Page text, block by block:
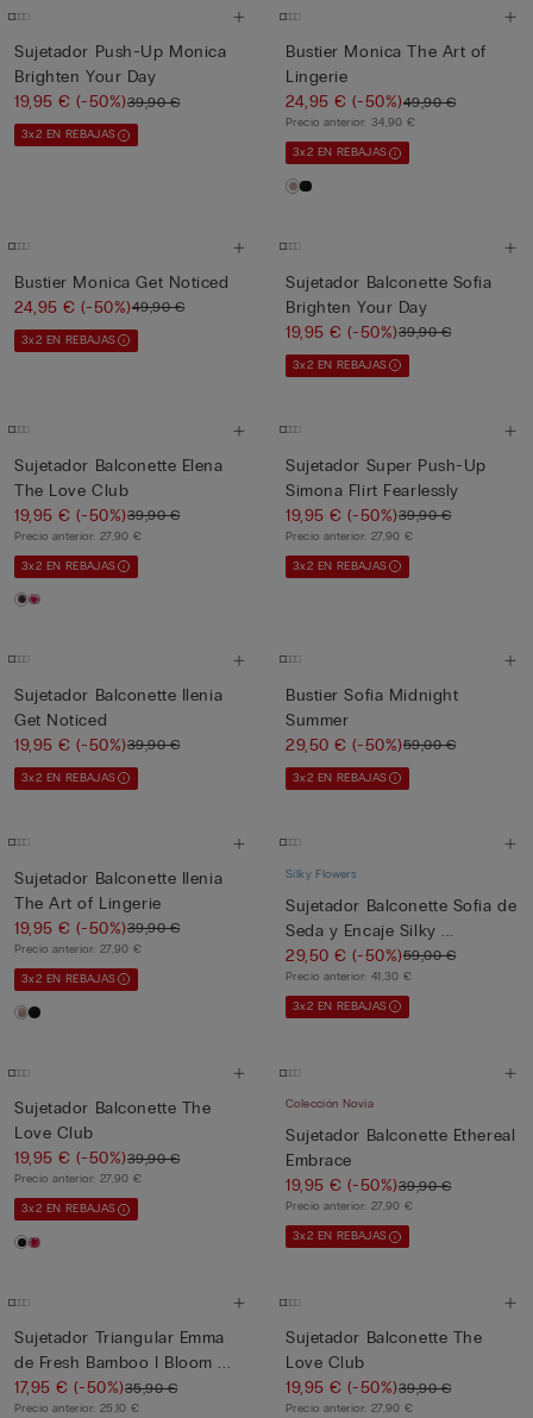
Sujetador Push-Up Monica
Brighten Your Day
19,95 €(-50%)39,90 €
3x2 EN REBAJAS
Bustier Monica The Art of
Lingerie
24,95 €(-50%)49,90 €
Precio anterior: 34,90 €
3x2 EN REBAJAS
Bustier Monica Get Noticed
24,95 €(-50%)49,90 €
3x2 EN REBAJAS
Sujetador Balconette Sofia
Brighten Your Day
19,95 €(-50%)39,90 €
3x2 EN REBAJAS
Sujetador Balconette Elena
The Love Club
19,95 €(-50%)39,90 €
Precio anterior: 27,90 €
3x2 EN REBAJAS
Sujetador Super Push-Up
Simona Flirt Fearlessly
19,95 €(-50%)39,90 €
Precio anterior: 27,90 €
3x2 EN REBAJAS
Sujetador Balconette Ilenia
Get Noticed
19,95 €(-50%)39,90 €
3x2 EN REBAJAS
Bustier Sofia Midnight
Summer
29,50 €(-50%)59,00 €
3x2 EN REBAJAS
Sujetador Balconette Ilenia
The Art of Lingerie
19,95 €(-50%)39,90 €
Precio anterior: 27,90 €
3x2 EN REBAJAS
Silky Flowers
Sujetador Balconette Sofia de
Seda y Encaje Silky ...
29,50 €(-50%)59,00 €
Precio anterior: 41,30 €
3x2 EN REBAJAS
Sujetador Balconette The
Love Club
19,95 €(-50%)39,90 €
Precio anterior: 27,90 €
3x2 EN REBAJAS
Colección Novia
Sujetador Balconette Ethereal
Embrace
19,95 €(-50%)39,90 €
Precio anterior: 27,90 €
3x2 EN REBAJAS
Sujetador Triangular Emma
de Fresh Bamboo I Bloom ...
17,95 €(-50%)35,90 €
Precio anterior: 25,10 €
Sujetador Balconette The
Love Club
19,95 €(-50%)39,90 €
Precio anterior: 27,90 €